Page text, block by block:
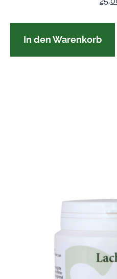
In den Warenkorb